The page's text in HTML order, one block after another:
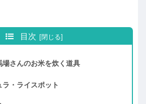
目次
場さんのお米を炊く道具
ラ・ライスポット